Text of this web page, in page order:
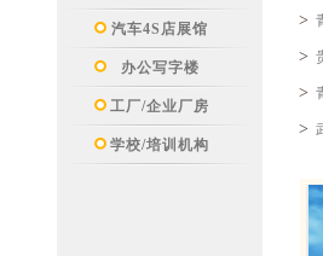
汽车4S店展馆
办公写字楼
工厂/企业厂房
学校/培训机构
>
>
>
>